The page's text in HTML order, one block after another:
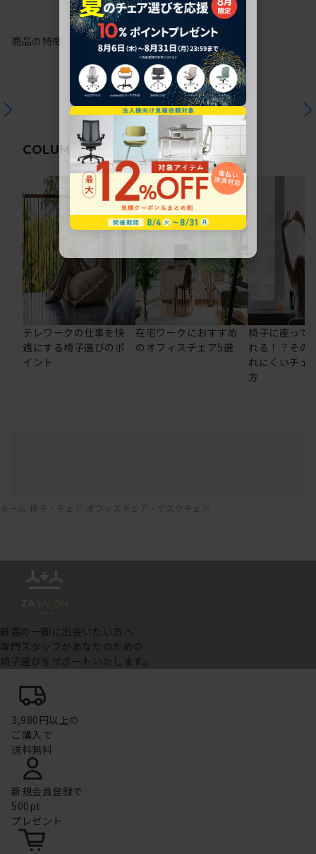
商品の特徴
COLUMN 関連コラム
テレワークの仕事を快
適にする椅子選びのポ
イント
在宅ワークにおすすめ
のオフィスチェア5選
椅子に座って
れる！？その
れにくいチェ
方
ホーム 椅子・チェア オフィスチェア・デスクチェア
最高の一脚に出会いたい方へ
専門スタッフがあなたのための
椅子選びをサポートいたします。
3,980円以上の
ご購入で
送料無料
新規会員登録で
500pt
プレゼント